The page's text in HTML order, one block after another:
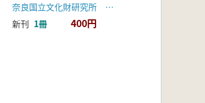
奈良国立文化財研究所 飛鳥資料館
新刊 1冊 400円